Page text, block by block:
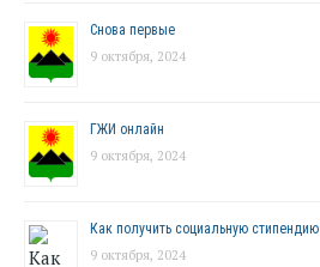
Снова первые
9 октября, 2024
ГЖИ онлайн
9 октября, 2024
Как получить социальную стипендию
9 октября, 2024